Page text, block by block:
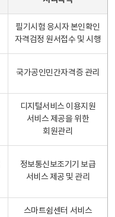
필기시험 응시자 본인확인
자격검정 원서접수 및 시행
국가공인민간자격증 관리
디지털서비스 이용지원
서비스 제공을 위한
회원관리
정보통신보조기기 보급
서비스 제공 및 관리
스마트쉼센터 서비스